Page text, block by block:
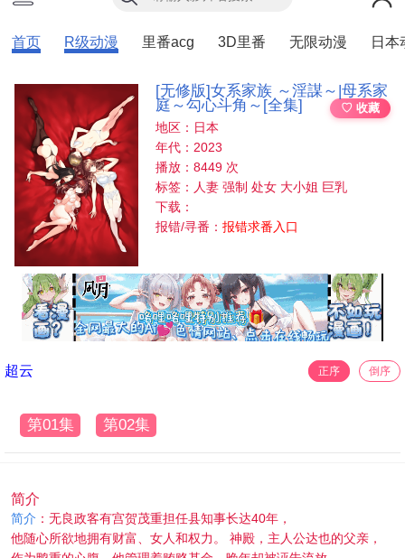
首页 R级动漫 里番acg 3D里番 无限动漫 日本
[无修版]女系家族 ～淫謀～|母系家
庭～勾心斗角～[全集]
♡ 收藏
地区：日本
年代：2023
播放：8449 次
标签：人妻 强制 处女 大小姐 巨乳
下载：
报错/寻番：报错求番入口
超云 正序 倒序
第01集 第02集
简介
简介 ：无良政客有宫贺茂重担任县知事长达40年，
他随心所欲地拥有财富、女人和权力。 神殿，主人公达也的父亲，